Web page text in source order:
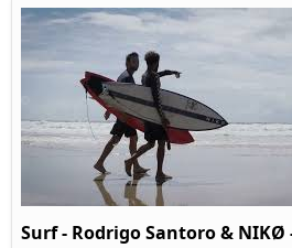
Surf - Rodrigo Santoro &